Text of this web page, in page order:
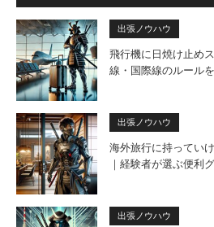
出張ノウハウ
飛行機に日焼け止め
線・国際線のルール
出張ノウハウ
海外旅行に持ってい
｜経験者が選ぶ便利
出張ノウハウ